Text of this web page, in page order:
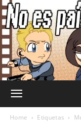
Home Etiquetas